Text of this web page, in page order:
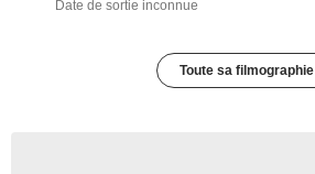
Date de sortie inconnue
Toute sa filmographie